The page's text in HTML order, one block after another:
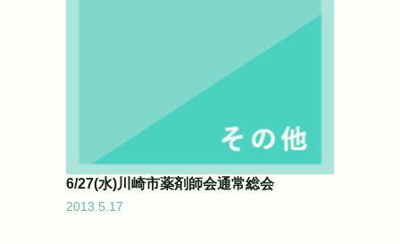
6/27(水)川崎市薬剤師会通常総会
2013.5.17